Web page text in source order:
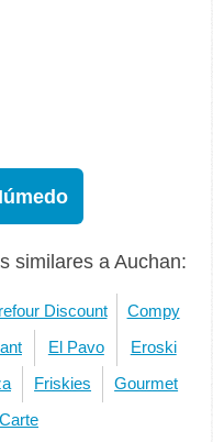
similares a Auchan:
Discount Compy
El Pavo Eroski
Friskies Gourmet